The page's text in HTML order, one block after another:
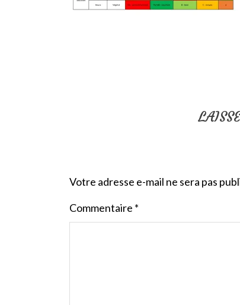
Votre adresse e-mail ne sera pas
Commentaire *